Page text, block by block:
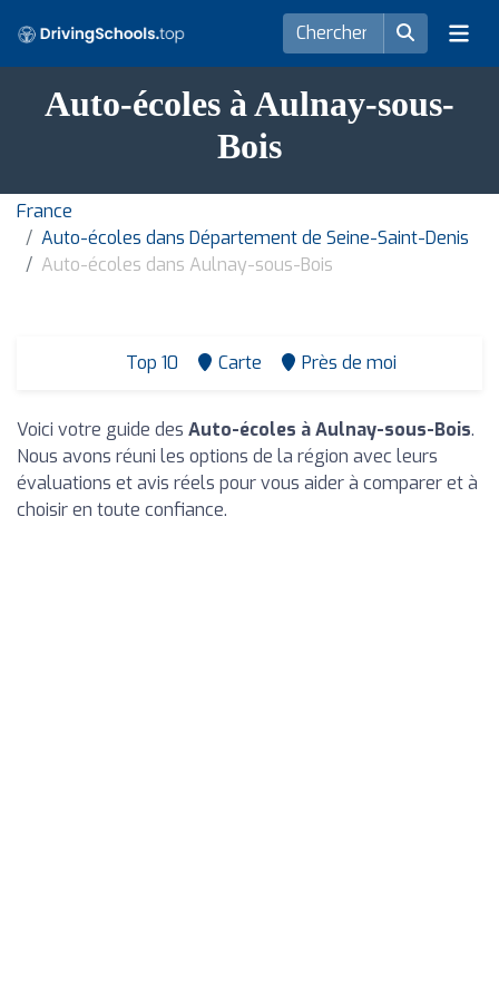
Auto-écoles à Aulnay-sous-
Bois
France
Auto-écoles dans Département de Seine-Saint-Denis
Auto-écoles dans Aulnay-sous-Bois
Top 10 Carte Près de moi
Voici votre guide des Auto-écoles à Aulnay-sous-Bois.
Nous avons réuni les options de la région avec leurs
évaluations et avis réels pour vous aider à comparer et à
choisir en toute confiance.